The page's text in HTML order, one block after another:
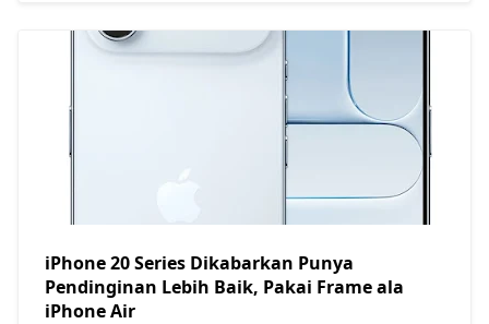
iPhone 20 Series Dikabarkan Punya
Pendinginan Lebih Baik, Pakai Frame ala
iPhone Air